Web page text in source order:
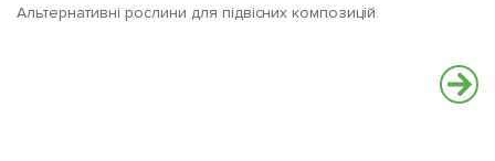
Альтернативні рослини для підвісних композицій.